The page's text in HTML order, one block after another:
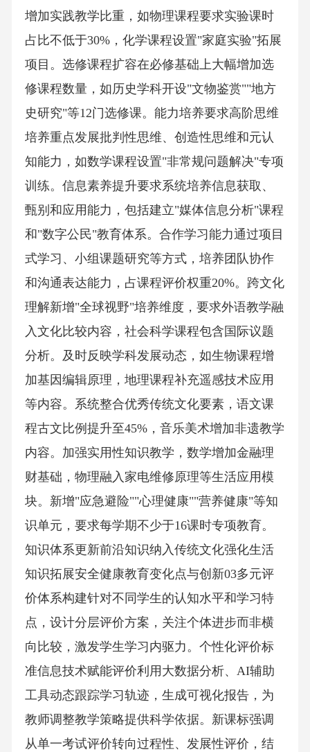
增加实践教学比重，如物理课程要求实验课时
占比不低于30%，化学课程设置"家庭实验"拓展
项目。选修课程扩容在必修基础上大幅增加选
修课程数量，如历史学科开设"文物鉴赏""地方
史研究"等12门选修课。能力培养要求高阶思维
培养重点发展批判性思维、创造性思维和元认
知能力，如数学课程设置"非常规问题解决"专项
训练。信息素养提升要求系统培养信息获取、
甄别和应用能力，包括建立"媒体信息分析"课程
和"数字公民"教育体系。合作学习能力通过项目
式学习、小组课题研究等方式，培养团队协作
和沟通表达能力，占课程评价权重20%。跨文化
理解新增"全球视野"培养维度，要求外语教学融
入文化比较内容，社会科学课程包含国际议题
分析。及时反映学科发展动态，如生物课程增
加基因编辑原理，地理课程补充遥感技术应用
等内容。系统整合优秀传统文化要素，语文课
程古文比例提升至45%，音乐美术增加非遗教学
内容。加强实用性知识教学，数学增加金融理
财基础，物理融入家电维修原理等生活应用模
块。新增"应急避险""心理健康""营养健康"等知
识单元，要求每学期不少于16课时专项教育。
知识体系更新前沿知识纳入传统文化强化生活
知识拓展安全健康教育变化点与创新03多元评
价体系构建针对不同学生的认知水平和学习特
点，设计分层评价方案，关注个体进步而非横
向比较，激发学生学习内驱力。个性化评价标
准信息技术赋能评价利用大数据分析、AI辅助
工具动态跟踪学习轨迹，生成可视化报告，为
教师调整教学策略提供科学依据。新课标强调
从单一考试评价转向过程性、发展性评价，结